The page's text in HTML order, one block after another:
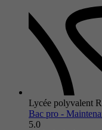
Lycée polyvalent
Bac pro -
5.0